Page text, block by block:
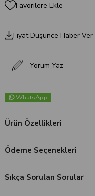
Favorilere Ekle
Fiyat Düşünce Haber Ver
Yorum Yaz
WhatsApp
Ürün Özellikleri
Ödeme Seçenekleri
Sıkça Sorulan Sorular